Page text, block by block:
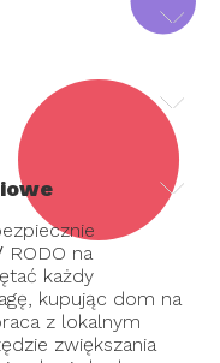
RODO na
każdy
kupując dom na
z lokalnym
zwiększania